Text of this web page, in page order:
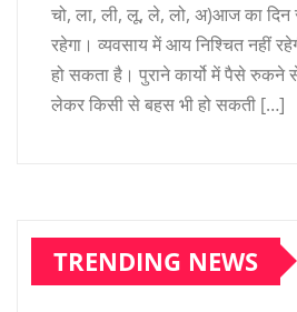
चो, ला, ली, लू, ले, लो, अ)आज का दिन
रहेगा। व्यवसाय में आय निश्चित नहीं
हो सकता है। पुराने कार्यो में पैसे रुकने
लेकर किसी से बहस भी हो सकती […]
TRENDING NEWS